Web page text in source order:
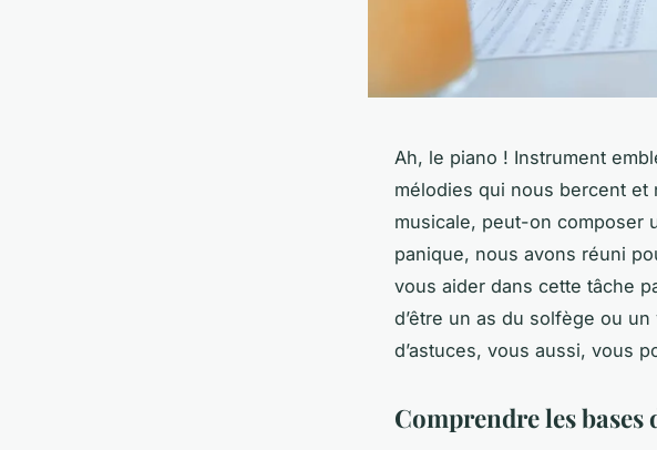
Ah, le piano ! Instrument
mélodies qui nous bercent et
musicale, peut-on composer
panique, nous avons réuni
vous aider dans cette tâche
d’être un as du solfège ou
d’astuces, vous aussi, vous
Comprendre les bases